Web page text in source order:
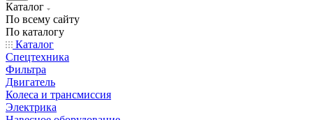
Каталог
По всему сайту
По каталогу
Каталог
Спецтехника
Фильтра
Двигатель
Колеса и трансмиссия
Электрика